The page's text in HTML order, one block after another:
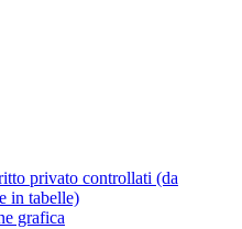
privato controllati (da
in tabelle)
grafica